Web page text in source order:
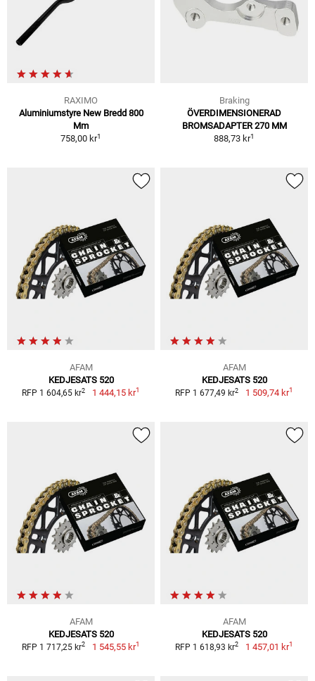
RAXIMO
Aluminiumstyre New Bredd 800
Mm
758,00 kr1
Braking
ÖVERDIMENSIONERAD
BROMSADAPTER 270 MM
888,73 kr1
AFAM
KEDJESATS 520
RFP 1 604,65 kr2 1 444,15 kr1
AFAM
KEDJESATS 520
RFP 1 677,49 kr2 1 509,74 kr1
AFAM
KEDJESATS 520
RFP 1 717,25 kr2 1 545,55 kr1
AFAM
KEDJESATS 520
RFP 1 618,93 kr2 1 457,01 kr1